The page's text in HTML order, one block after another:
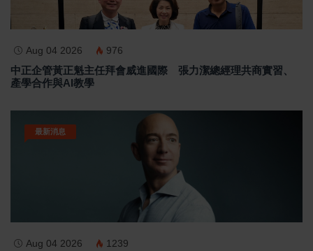
Aug 04 2026 976
中正企管黃正魁主任拜會威進國際 張力潔總經理共商實習、
產學合作與AI教學
最新消息
Aug 04 2026 1239